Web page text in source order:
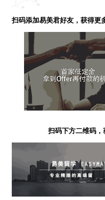
扫码添加易美君好友，获得更
扫码下方二维码